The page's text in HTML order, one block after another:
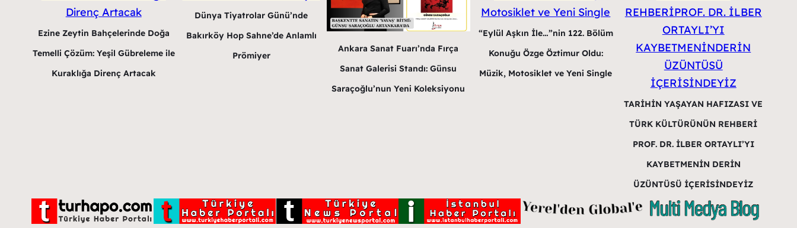
Ezine Zeytin Bahçelerinde Doğa
Temelli Çözüm: Yeşil Gübreleme ile
Kuraklığa Direnç Artacak
Dünya Tiyatrolar Günü’nde
Bakırköy Hop Sahne’de Anlamlı
Prömiyer
Ankara Sanat Fuarı’nda Fırça
Sanat Galerisi Standı: Günsu
Saraçoğlu’nun Yeni Koleksiyonu
“Eylül Aşkın İle…”nin 122. Bölüm
Konuğu Özge Öztimur Oldu:
Müzik, Motosiklet ve Yeni Single
TARİHİN YAŞAYAN HAFIZASI VE
TÜRK KÜLTÜRÜNÜN REHBERİ
PROF. DR. İLBER ORTAYLI’YI
KAYBETMENİN DERİN
ÜZÜNTÜSÜ İÇERİSİNDEYİZ